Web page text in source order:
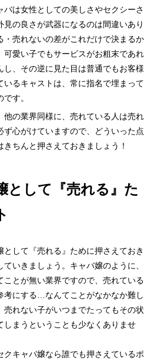
バは女性としての美しさやセクシーさ
見の良さが武器になるのは間違いあり
・売れないの差がこれだけで決まるか
可愛い子でもサービスがお粗末であれ
し、その逆に見た目は普通でもお客様
いるキャストは、常に指名で埋まって
す。
他の業界同様に、売れている人は売れ
ず心がけていますので、どういった点
ちんと押さえておきましょう！
として『売れる』た
として『売れる』ために押さえておき
いきましょう。キャバ嬢のように、
ことが無い業界ですので、売れている
考にする…なんてことがなかなか難し
売れない子がいつまでたってもその状
しまうということも少なくありませ
クキャバ嬢なら誰でも押さえているポ